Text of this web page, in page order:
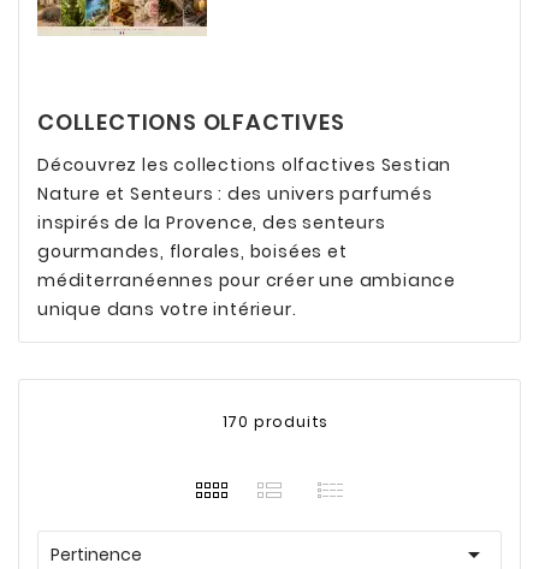
COLLECTIONS OLFACTIVES
Découvrez les collections olfactives Sestian
Nature et Senteurs : des univers parfumés
inspirés de la Provence, des senteurs
gourmandes, florales, boisées et
méditerranéennes pour créer une ambiance
unique dans votre intérieur.
170 produits
Pertinence 